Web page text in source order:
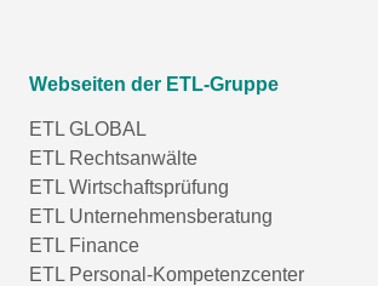
Webseiten der ETL-Gruppe
ETL GLOBAL
ETL Rechtsanwälte
ETL Wirtschaftsprüfung
ETL Unternehmensberatung
ETL Finance
ETL Personal-Kompetenzcenter